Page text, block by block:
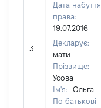
3
Дата набуття
права:
19.07.2016
Декларує:
мати
Прізвище:
Усова
Ім'я:
Ольга
По батькові